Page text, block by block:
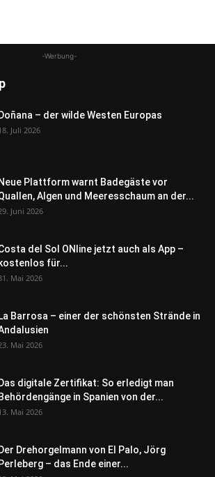
-Werbung-
Doñana – der wilde Westen Europas
Juli 2026
Neue Plattform warnt Badegäste vor
Algen und Meeresschaum an der...
Juni 2026
del Sol ONline jetzt auch als App –
kostenlos für...
Mai 2026
La Barrosa – einer der schönsten Strände in
Mai 2026
Das digitale Zertifikat: So erledigt man
Behördengänge in Spanien von der...
Mai 2026
Der Drehorgelmann von El Palo, Jörg
Perleberg – das Ende einer...